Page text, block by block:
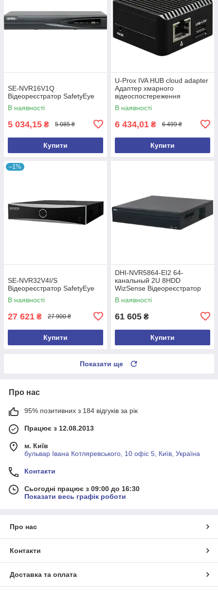
SE-NVR16V1Q
Відеореєстратор SafetyEye
В наявності
5 034,15 ₴ 5 085 ₴
Купити
U-Prox IVA HUB cloud adapter
Адаптер хмарного
відеоспостереження
В наявності
6 434,01 ₴ 6 499 ₴
Купити
–1%
SE-NVR32V4I/S
Відеореєстратор SafetyEye
В наявності
27 621 ₴ 27 900 ₴
Купити
DHI-NVR5864-EI2 64-
канальный 2U 8HDD
WizSense Відеореєстратор
Dahua
В наявності
61 605 ₴
Купити
Показати ще
Про нас
95% позитивних з 184 відгуків за рік
Працює з 12.08.2013
м. Київ
бульвар Івана Котляревського, 10 офіс 5, Київ, Україна
Контакти
Сьогодні працює з 09:00 до 16:30
Показати весь графік роботи
Про нас
Контакти
Доставка та оплата